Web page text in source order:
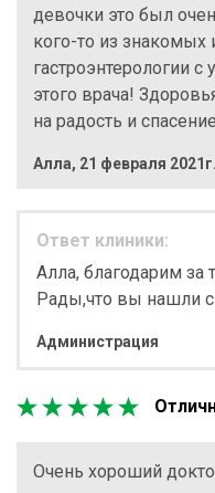
девочки это был
кого-то из
гастроэнтерологии
этого врача!
на радость и
Алла, 21 февраля 2021г.
Ответ клиники:
Алла, благодарим за
Рады,что вы нашли
Администрация
Очень хороший